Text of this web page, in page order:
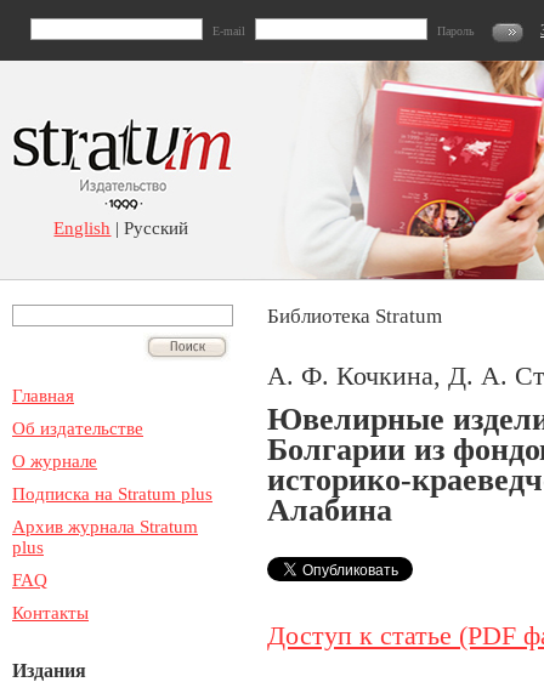
E-mail Пароль
English | Русский
Главная
Об издательстве
О журнале
Подписка на Stratum plus
Архив журнала Stratum
plus
FAQ
Контакты
Издания
Библиотека Stratum
А. Ф. Кочкина, Д. А.
Ювелирные
Болгарии из
историко-
Алабина
Доступ к статье (PDF